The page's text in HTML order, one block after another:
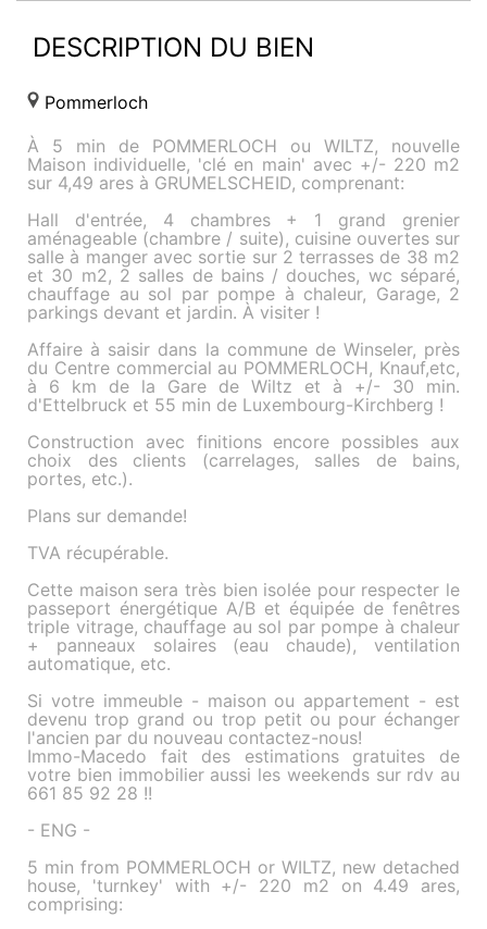
DESCRIPTION DU BIEN
Pommerloch
À 5 min de POMMERLOCH ou WILTZ, nouvelle
Maison individuelle, 'clé en main' avec +/- 220 m2
sur 4,49 ares à GRUMELSCHEID, comprenant:
Hall d'entrée, 4 chambres + 1 grand grenier
aménageable (chambre / suite), cuisine ouvertes sur
salle à manger avec sortie sur 2 terrasses de 38 m2
et 30 m2, 2 salles de bains / douches, wc séparé,
chauffage au sol par pompe à chaleur, Garage, 2
parkings devant et jardin. À visiter !
Affaire à saisir dans la commune de Winseler, près
du Centre commercial au POMMERLOCH, Knauf,etc,
à 6 km de la Gare de Wiltz et à +/- 30 min.
d'Ettelbruck et 55 min de Luxembourg-Kirchberg !
Construction avec finitions encore possibles aux
choix des clients (carrelages, salles de bains,
portes, etc.).
Plans sur demande!
TVA récupérable.
Cette maison sera très bien isolée pour respecter le
passeport énergétique A/B et équipée de fenêtres
triple vitrage, chauffage au sol par pompe à chaleur
+ panneaux solaires (eau chaude), ventilation
automatique, etc.
Si votre immeuble - maison ou appartement - est
devenu trop grand ou trop petit ou pour échanger
l'ancien par du nouveau contactez-nous!
Immo-Macedo fait des estimations gratuites de
votre bien immobilier aussi les weekends sur rdv au
661 85 92 28 !!
- ENG -
5 min from POMMERLOCH or WILTZ, new detached
house, 'turnkey' with +/- 220 m2 on 4.49 ares,
comprising: